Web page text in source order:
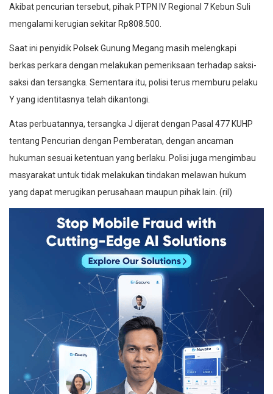
Akibat pencurian tersebut, pihak PTPN IV Regional 7 Kebun Suli
mengalami kerugian sekitar Rp808.500.
Saat ini penyidik Polsek Gunung Megang masih melengkapi
berkas perkara dengan melakukan pemeriksaan terhadap saksi-
saksi dan tersangka. Sementara itu, polisi terus memburu pelaku
Y yang identitasnya telah dikantongi.
Atas perbuatannya, tersangka J dijerat dengan Pasal 477 KUHP
tentang Pencurian dengan Pemberatan, dengan ancaman
hukuman sesuai ketentuan yang berlaku. Polisi juga mengimbau
masyarakat untuk tidak melakukan tindakan melawan hukum
yang dapat merugikan perusahaan maupun pihak lain. (ril)